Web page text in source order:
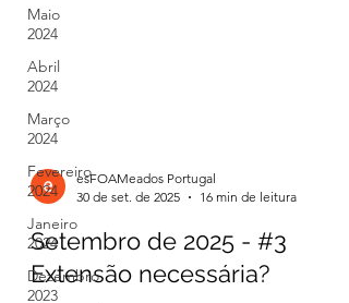
Maio
2024
Abril
2024
Março
2024
Fevereiro
2024
Janeiro
2024
Dezembro
2023
esFOAMeados Portugal
30 de set. de 2025
16 min de leitura
Setembro de 2025 - #3